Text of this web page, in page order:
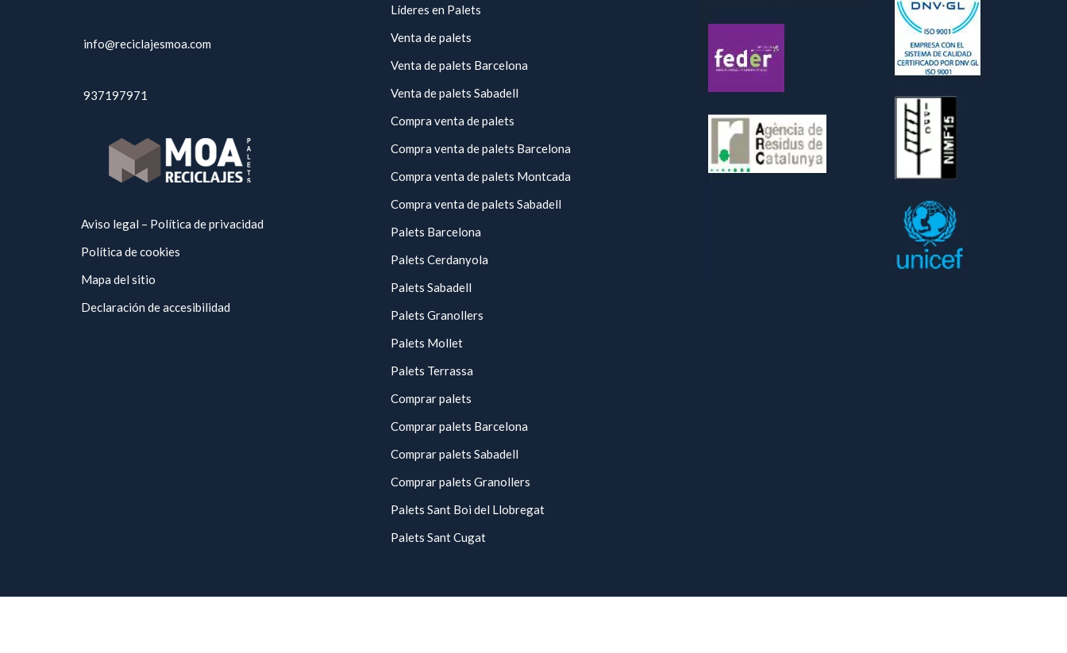
info@reciclajesmoa.com
937197971
Aviso legal – Política de privacidad
Política de cookies
Mapa del sitio
Declaración de accesibilidad
Líderes en Palets
Venta de palets
Venta de palets Barcelona
Venta de palets Sabadell
Compra venta de palets
Compra venta de palets Barcelona
Compra venta de palets Montcada
Compra venta de palets Sabadell
Palets Barcelona
Palets Cerdanyola
Palets Sabadell
Palets Granollers
Palets Mollet
Palets Terrassa
Comprar palets
Comprar palets Barcelona
Comprar palets Sabadell
Comprar palets Granollers
Palets Sant Boi del Llobregat
Palets Sant Cugat